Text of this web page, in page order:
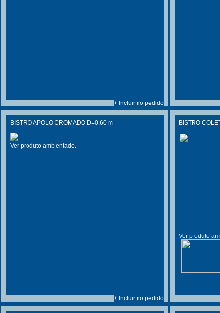
+ Incluir no pedido
BISTRO APOLO CROMADO D=0,60 m
Ver produto ambientado.
+ Incluir no pedido
BISTRO
Ver produto